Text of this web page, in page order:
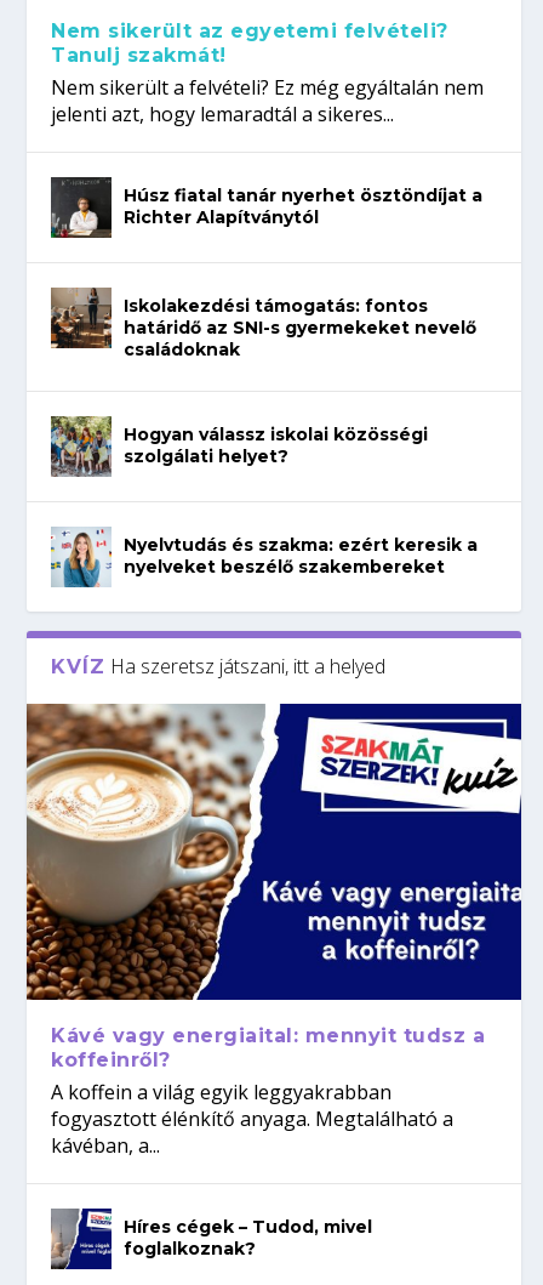
Nem sikerült az egyetemi felvételi?
Tanulj szakmát!
Nem sikerült a felvételi? Ez még egyáltalán nem
jelenti azt, hogy lemaradtál a sikeres...
Húsz fiatal tanár nyerhet ösztöndíjat a
Richter Alapítványtól
Iskolakezdési támogatás: fontos
határidő az SNI-s gyermekeket nevelő
családoknak
Hogyan válassz iskolai közösségi
szolgálati helyet?
Nyelvtudás és szakma: ezért keresik a
nyelveket beszélő szakembereket
KVÍZ Ha szeretsz játszani, itt a helyed
Kávé vagy energiaital: mennyit tudsz a
koffeinről?
A koffein a világ egyik leggyakrabban
fogyasztott élénkítő anyaga. Megtalálható a
kávéban, a...
Híres cégek – Tudod, mivel
foglalkoznak?